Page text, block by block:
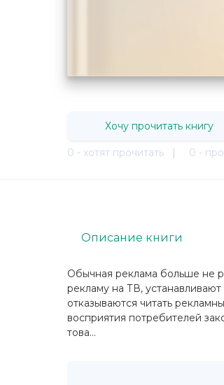
Хочу прочитать книгу
0 - хотят прочитать | 0 -
Обычная реклама больше не
рекламу на ТВ,
отказываются читать
восприятия потребителей
това...
Описание книги